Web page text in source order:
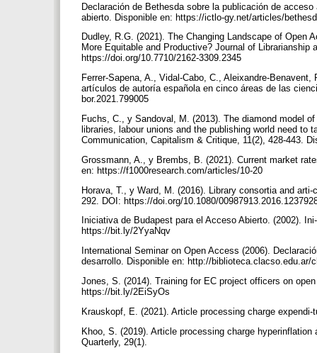
Declaración de Bethesda sobre la publicación de
abierto. Disponible en: https://ictlo-gy.net/articles/
Dudley, R.G. (2021). The Changing Landscape of
More Equitable and Productive? Journal of
https://doi.org/10.7710/2162-3309.2345
Ferrer-Sapena, A., Vidal-Cabo, C., Aleixandre-
artículos de autoría española en cinco áreas de las
bor.2021.799005
Fuchs, C., y Sandoval, M. (2013). The diamond model
libraries, labour unions and the publishing world need
Communication, Capitalism & Critique, 11(2), 428-443.
Grossmann, A., y Brembs, B. (2021). Current market
en: https://f1000research.com/articles/10-20
Horava, T., y Ward, M. (2016). Library consortia and
292. DOI: https://doi.org/10.1080/
Iniciativa de Budapest para el Acceso Abierto. (2002).
https://bit.ly/2YyaNqv
International Seminar on Open Access (2006).
desarrollo. Disponible en: http://
Jones, S. (2014). Training for EC project officers on
https://bit.ly/2EiSyOs
Krauskopf, E. (2021). Article processing charge
Khoo, S. (2019). Article processing charge
Quarterly, 29(1).